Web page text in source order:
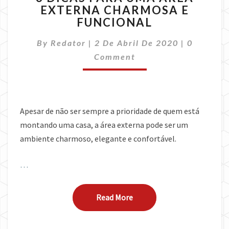
PARA
UMA
EXTERNA
CHARMOSA
EXTERNA CHARMOSA E
FUNCIONAL
By Redator | 2 De Abril De 2020 | 0
Comment
Apesar de não ser sempre a prioridade de quem está
montando uma casa, a área externa pode ser um
ambiente charmoso, elegante e confortável.
…
Read MoreRead More